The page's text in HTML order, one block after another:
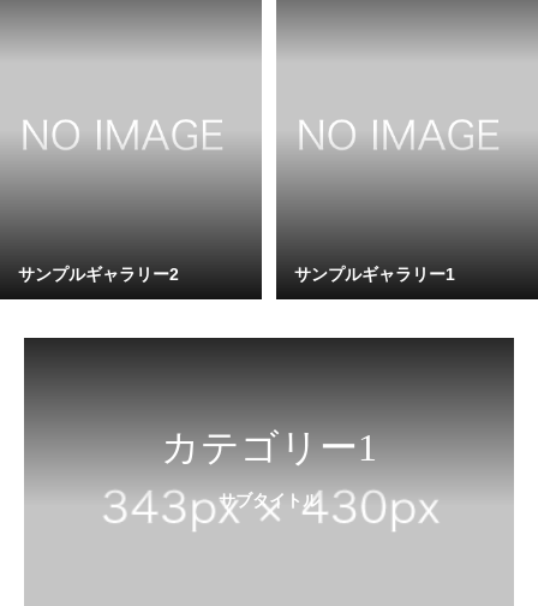
サンプルギャラリー2 サンプルギャラリー1
カテゴリー1
サブタイトル